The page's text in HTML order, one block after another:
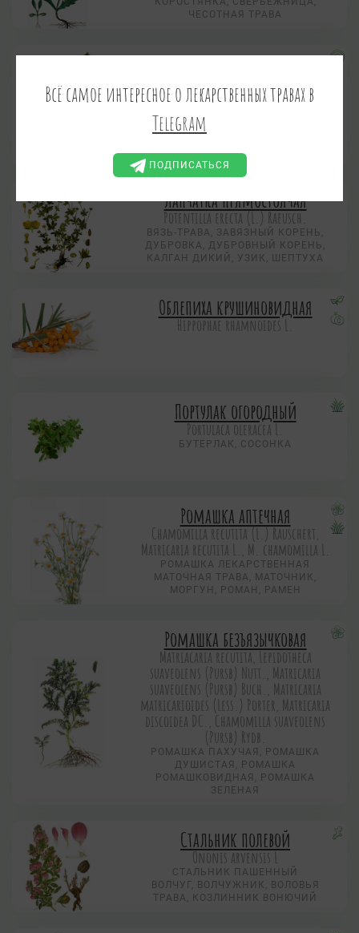
ЧЕСОТНАЯ ТРАВА
Крушина ольховидная
frangula L.
ВОЛЧЬИ ЯГОДЫ, КРУШИНИНА,
СОБАЧЬИ ЯГОДЫ
Лапчатка прямостоячая
Potentilla erecta (L.) Raeusch.
ВЯЗЬ-ТРАВА, ЗАВЯЗНЫЙ КОРЕНЬ,
ДУБРОВКА, ДУБРОВНЫЙ КОРЕНЬ,
КАЛГАН ДИКИЙ, УЗИК, ШЕПТУХА
Облепиха крушиновидная
Hippophae rhamnoides L.
Портулак огородный
Portulaca oleracea L.
БУТЕРЛАК, СОСОНКА
Ромашка аптечная
Chamomilla recutita (L.) Rauschert,
Matricaria recutita L., M. chamomilla L.
РОМАШКА ЛЕКАРСТВЕННАЯ
МАТОЧНАЯ ТРАВА, МАТОЧНИК,
МОРГУН, РОМАН, РАМЕН
Ромашка безъязычковая
Matriacaria recutita, Lepidotheca
suaveolens (Pursb) Nutt., Matricaria
suaveolens (Pursb) Buch., Matricaria
matricarioides (Less.) Porter, Matricaria
discoidea DC., Chamomilla suaveolens
(Pursb) Rydb.
РОМАШКА ПАХУЧАЯ, РОМАШКА
ДУШИСТАЯ, РОМАШКА
РОМАШКОВИДНАЯ, РОМАШКА
ЗЕЛЕНАЯ
Стальник полевой
Ononis arvensis L
СТАЛЬНИК ПАШЕННЫЙ
ВОЛЧУГ, ВОЛЧУЖНИК, ВОЛОВЬЯ
ТРАВА, КОЗЛИННИК ВОНЮЧИЙ
Всё самое интересное о лекарственных травах в
Telegram
ПОДПИСАТЬСЯ